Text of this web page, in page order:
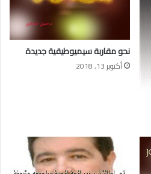
نحو مقاربة سيميوطيقية جديدة
أكتوبر 13, 2018